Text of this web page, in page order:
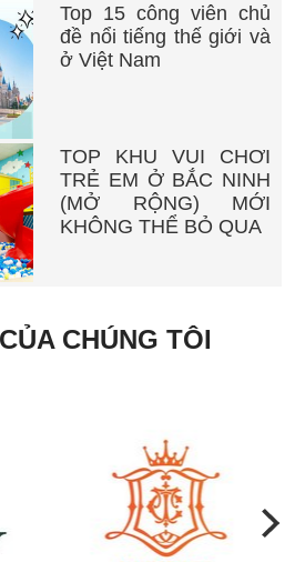
Top 15 công viên chủ
đề nổi tiếng thế giới và
ở Việt Nam
TOP KHU VUI CHƠI
TRẺ EM Ở BẮC NINH
(MỞ RỘNG) MỚI
KHÔNG THỂ BỎ QUA
CHÚNG TÔI